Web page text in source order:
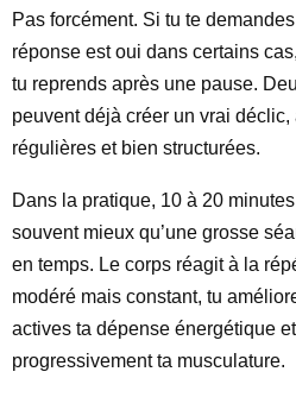
Pas forcément. Si tu te
réponse est oui dans certains
tu reprends après une pause.
peuvent déjà créer un vrai
régulières et bien structurées.
Dans la pratique, 10 à 20
souvent mieux qu’une grosse
en temps. Le corps réagit à la
modéré mais constant, tu
actives ta dépense énergétique
progressivement ta musculature.